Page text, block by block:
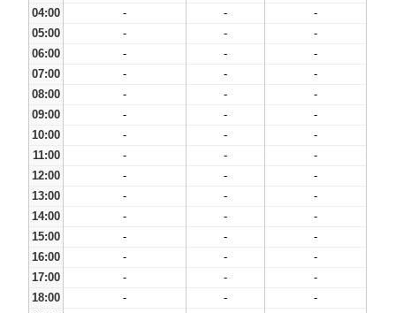
04:00
- -
-
05:00
- -
-
06:00
- -
-
07:00
- -
-
08:00
- -
-
09:00
- -
-
10:00
- -
-
11:00
- -
-
12:00
- -
-
13:00
- -
-
14:00
- -
-
15:00
- -
-
16:00
- -
-
17:00
- -
-
18:00
- -
-